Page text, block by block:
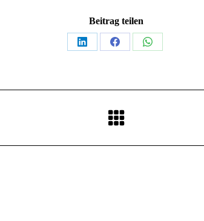
Beitrag teilen
Teilen
Teilen
Teilen